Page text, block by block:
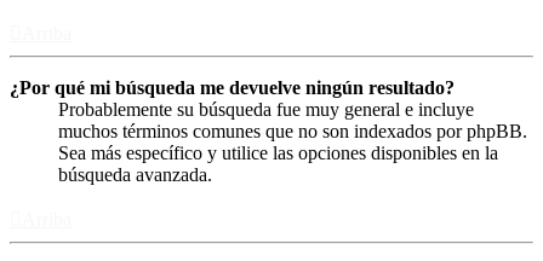
¿Por qué mi búsqueda me devuelve ningún resultado?
Probablemente su búsqueda fue muy general e incluye
muchos términos comunes que no son indexados por phpBB.
Sea más específico y utilice las opciones disponibles en la
búsqueda avanzada.